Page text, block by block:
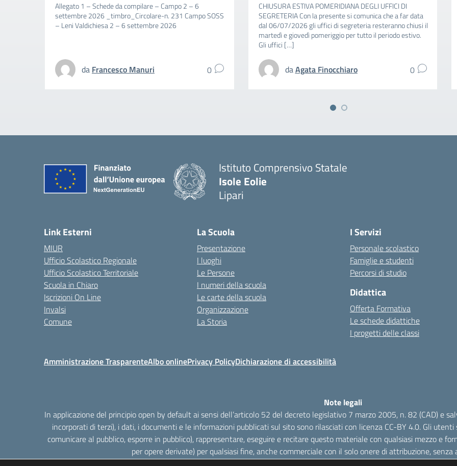
Allegato 1 – Schede da compilare – Campo 2 – 6
settembre 2026 _timbro_Circolare-n. 231 Campo SOSS
– Leni Valdichiesa 2 – 6 settembre 2026
da Francesco Manuri 0
CHIUSURA ESTIVA POMERIDIANA DEGLI UFFICI DI
SEGRETERIA Con la presente si comunica che a far data
dal 06/07/2026 gli uffici di segreteria resteranno chiusi il
martedì e giovedì pomeriggio per tutto il periodo estivo.
Gli uffici […]
daAgata Finocchiaro 0
Istituto Comprensivo Statale
Isole Eolie
Lipari
Link Esterni
MIUR
Ufficio Scolastico Regionale
Ufficio Scolastico Territoriale
Scuola in Chiaro
Iscrizioni On Line
Invalsi
Comune
La Scuola
Presentazione
I luoghi
Le Persone
I numeri della scuola
Le carte della scuola
Organizzazione
La Storia
I Servizi
Personale scolastico
Famiglie e studenti
Percorsi di studio
Didattica
Offerta Formativa
Le schede didattiche
I progetti delle classi
Amministrazione TrasparenteAlbo onlinePrivacy PolicyDichiarazione di accessibilità
Note legali
In applicazione del principio open by default ai sensi dell’articolo 52 del decreto legislativo 7 marzo 2005, n. 82 (CAD) e
incorporati di terzi), i dati, i documenti e le informazioni pubblicati sul sito sono rilasciati con licenza CC-BY 4.0. Gli
comunicare al pubblico, esporre in pubblico), rappresentare, eseguire e recitare questo materiale con qualsiasi mezzo e
per opere derivate) per qualsiasi fine, anche commerciale con il solo onere di attribuzione,